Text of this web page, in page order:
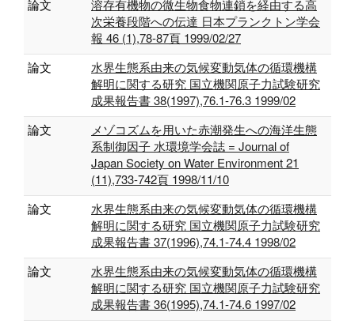
論文
溶存有機物の微生物食物連鎖を経由する高
次栄養段階への伝達 日本プランクトン学会
報 46 (1),78-87頁 1999/02/27
論文
水界生態系由来の気候変動気体の循環機構
解明に関する研究 国立機関原子力試験研究
成果報告書 38(1997),76.1-76.3 1999/02
論文
メゾコズムを用いた赤潮発生への海洋生態
系制御因子 水環境学会誌 = Journal of
Japan Society on Water Environment 21
(11),733-742頁 1998/11/10
論文
水界生態系由来の気候変動気体の循環機構
解明に関する研究 国立機関原子力試験研究
成果報告書 37(1996),74.1-74.4 1998/02
論文
水界生態系由来の気候変動気体の循環機構
解明に関する研究 国立機関原子力試験研究
成果報告書 36(1995),74.1-74.6 1997/02